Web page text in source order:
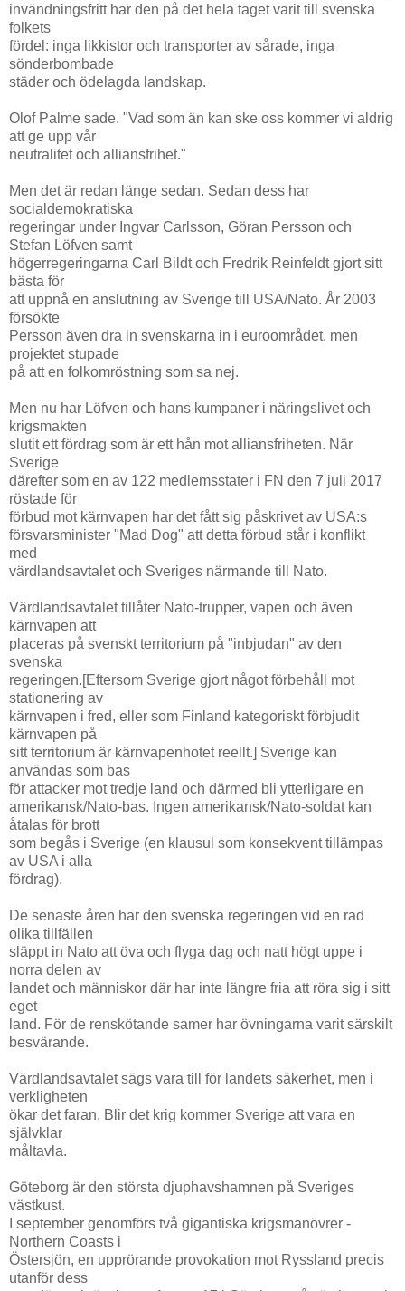
invändningsfritt har den på det hela taget varit till svenska
folkets
fördel: inga likkistor och transporter av sårade, inga
sönderbombade
städer och ödelagda landskap.
Olof Palme sade. "Vad som än kan ske oss kommer vi aldrig
att ge upp vår
neutralitet och alliansfrihet."
Men det är redan länge sedan. Sedan dess har
socialdemokratiska
regeringar under Ingvar Carlsson, Göran Persson och
Stefan Löfven samt
högerregeringarna Carl Bildt och Fredrik Reinfeldt gjort sitt
bästa för
att uppnå en anslutning av Sverige till USA/Nato. År 2003
försökte
Persson även dra in svenskarna in i euroområdet, men
projektet stupade
på att en folkomröstning som sa nej.
Men nu har Löfven och hans kumpaner i näringslivet och
krigsmakten
slutit ett fördrag som är ett hån mot alliansfriheten. När
Sverige
därefter som en av 122 medlemsstater i FN den 7 juli 2017
röstade för
förbud mot kärnvapen har det fått sig påskrivet av USA:s
försvarsminister "Mad Dog" att detta förbud står i konflikt
med
värdlandsavtalet och Sveriges närmande till Nato.
Värdlandsavtalet tillåter Nato-trupper, vapen och även
kärnvapen att
placeras på svenskt territorium på "inbjudan" av den
svenska
regeringen.[Eftersom Sverige gjort något förbehåll mot
stationering av
kärnvapen i fred, eller som Finland kategoriskt förbjudit
kärnvapen på
sitt territorium är kärnvapenhotet reellt.] Sverige kan
användas som bas
för attacker mot tredje land och därmed bli ytterligare en
amerikansk/Nato-bas. Ingen amerikansk/Nato-soldat kan
åtalas för brott
som begås i Sverige (en klausul som konsekvent tillämpas
av USA i alla
fördrag).
De senaste åren har den svenska regeringen vid en rad
olika tillfällen
släppt in Nato att öva och flyga dag och natt högt uppe i
norra delen av
landet och människor där har inte längre fria att röra sig i sitt
eget
land. För de renskötande samer har övningarna varit särskilt
besvärande.
Värdlandsavtalet sägs vara till för landets säkerhet, men i
verkligheten
ökar det faran. Blir det krig kommer Sverige att vara en
självklar
måltavla.
Göteborg är den största djuphavshamnen på Sveriges
västkust.
I september genomförs två gigantiska krigsmanövrer -
Northern Coasts i
Östersjön, en upprörande provokation mot Ryssland precis
utanför dess